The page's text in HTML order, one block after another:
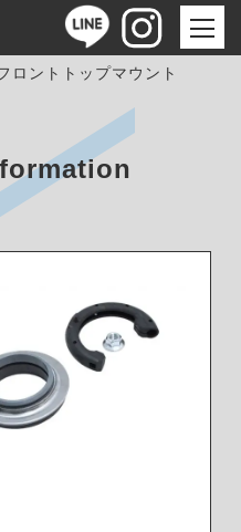
ロントトップマウント